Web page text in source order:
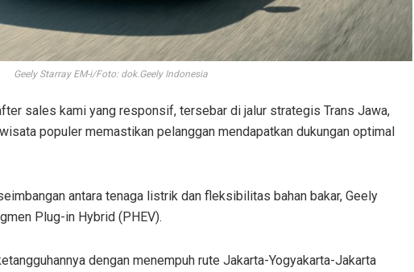
Geely Starray EM-i/Foto: dok.Geely Indonesia
sales kami yang responsif, tersebar di jalur strategis Trans Jawa,
populer memastikan pelanggan mendapatkan dukungan optimal
antara tenaga listrik dan fleksibilitas bahan bakar, Geely
Plug-in Hybrid (PHEV).
dengan menempuh rute Jakarta-Yogyakarta-Jakarta